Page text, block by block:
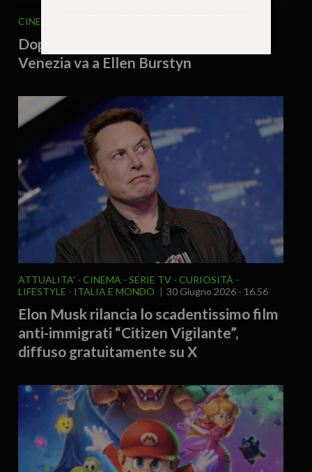
CINEMA - SERIE TV
Dopo Clooney, il Leone alla carriera di
Venezia va a Ellen Burstyn
ATTUALITA' CINEMA - SERIE TV
CURIOSITÀ -
LIFESTYLE
ITALIA E MONDO 30 Giugno 2026 - 16.56
Elon Musk rilancia lo scadentissimo film
anti-immigrati “Citizen Vigilante”,
diffuso gratuitamente su X